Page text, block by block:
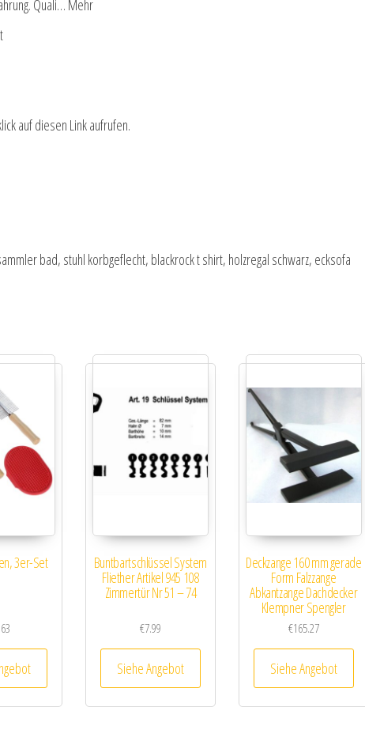
Quali… Mehr
auf diesen Link aufrufen.
bad, stuhl korbgeflecht, blackrock t shirt, holzregal schwarz, ecksofa
3er-Set Buntbartschlüssel System
Fliether Artikel 945 108
Zimmertür Nr 51 – 74
€7.99
Siehe Angebot
Deckzange 160 mm gerade
Form Falzzange
Abkantzange Dachdecker
Klempner Spengler
€165.27
Siehe Angebot